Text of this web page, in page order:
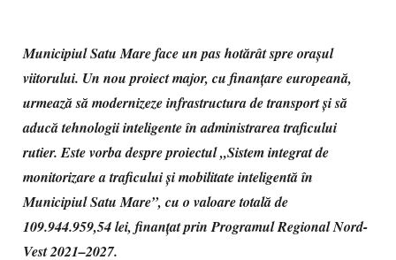
Municipiul Satu Mare face un pas hotărât spre orașul
viitorului. Un nou proiect major, cu finanțare europeană,
urmează să modernizeze infrastructura de transport și să
aducă tehnologii inteligente în administrarea traficului
rutier. Este vorba despre proiectul „Sistem integrat de
monitorizare a traficului și mobilitate inteligentă în
Municipiul Satu Mare”, cu o valoare totală de
109.944.959,54 lei, finanțat prin Programul Regional Nord-
Vest 2021–2027.